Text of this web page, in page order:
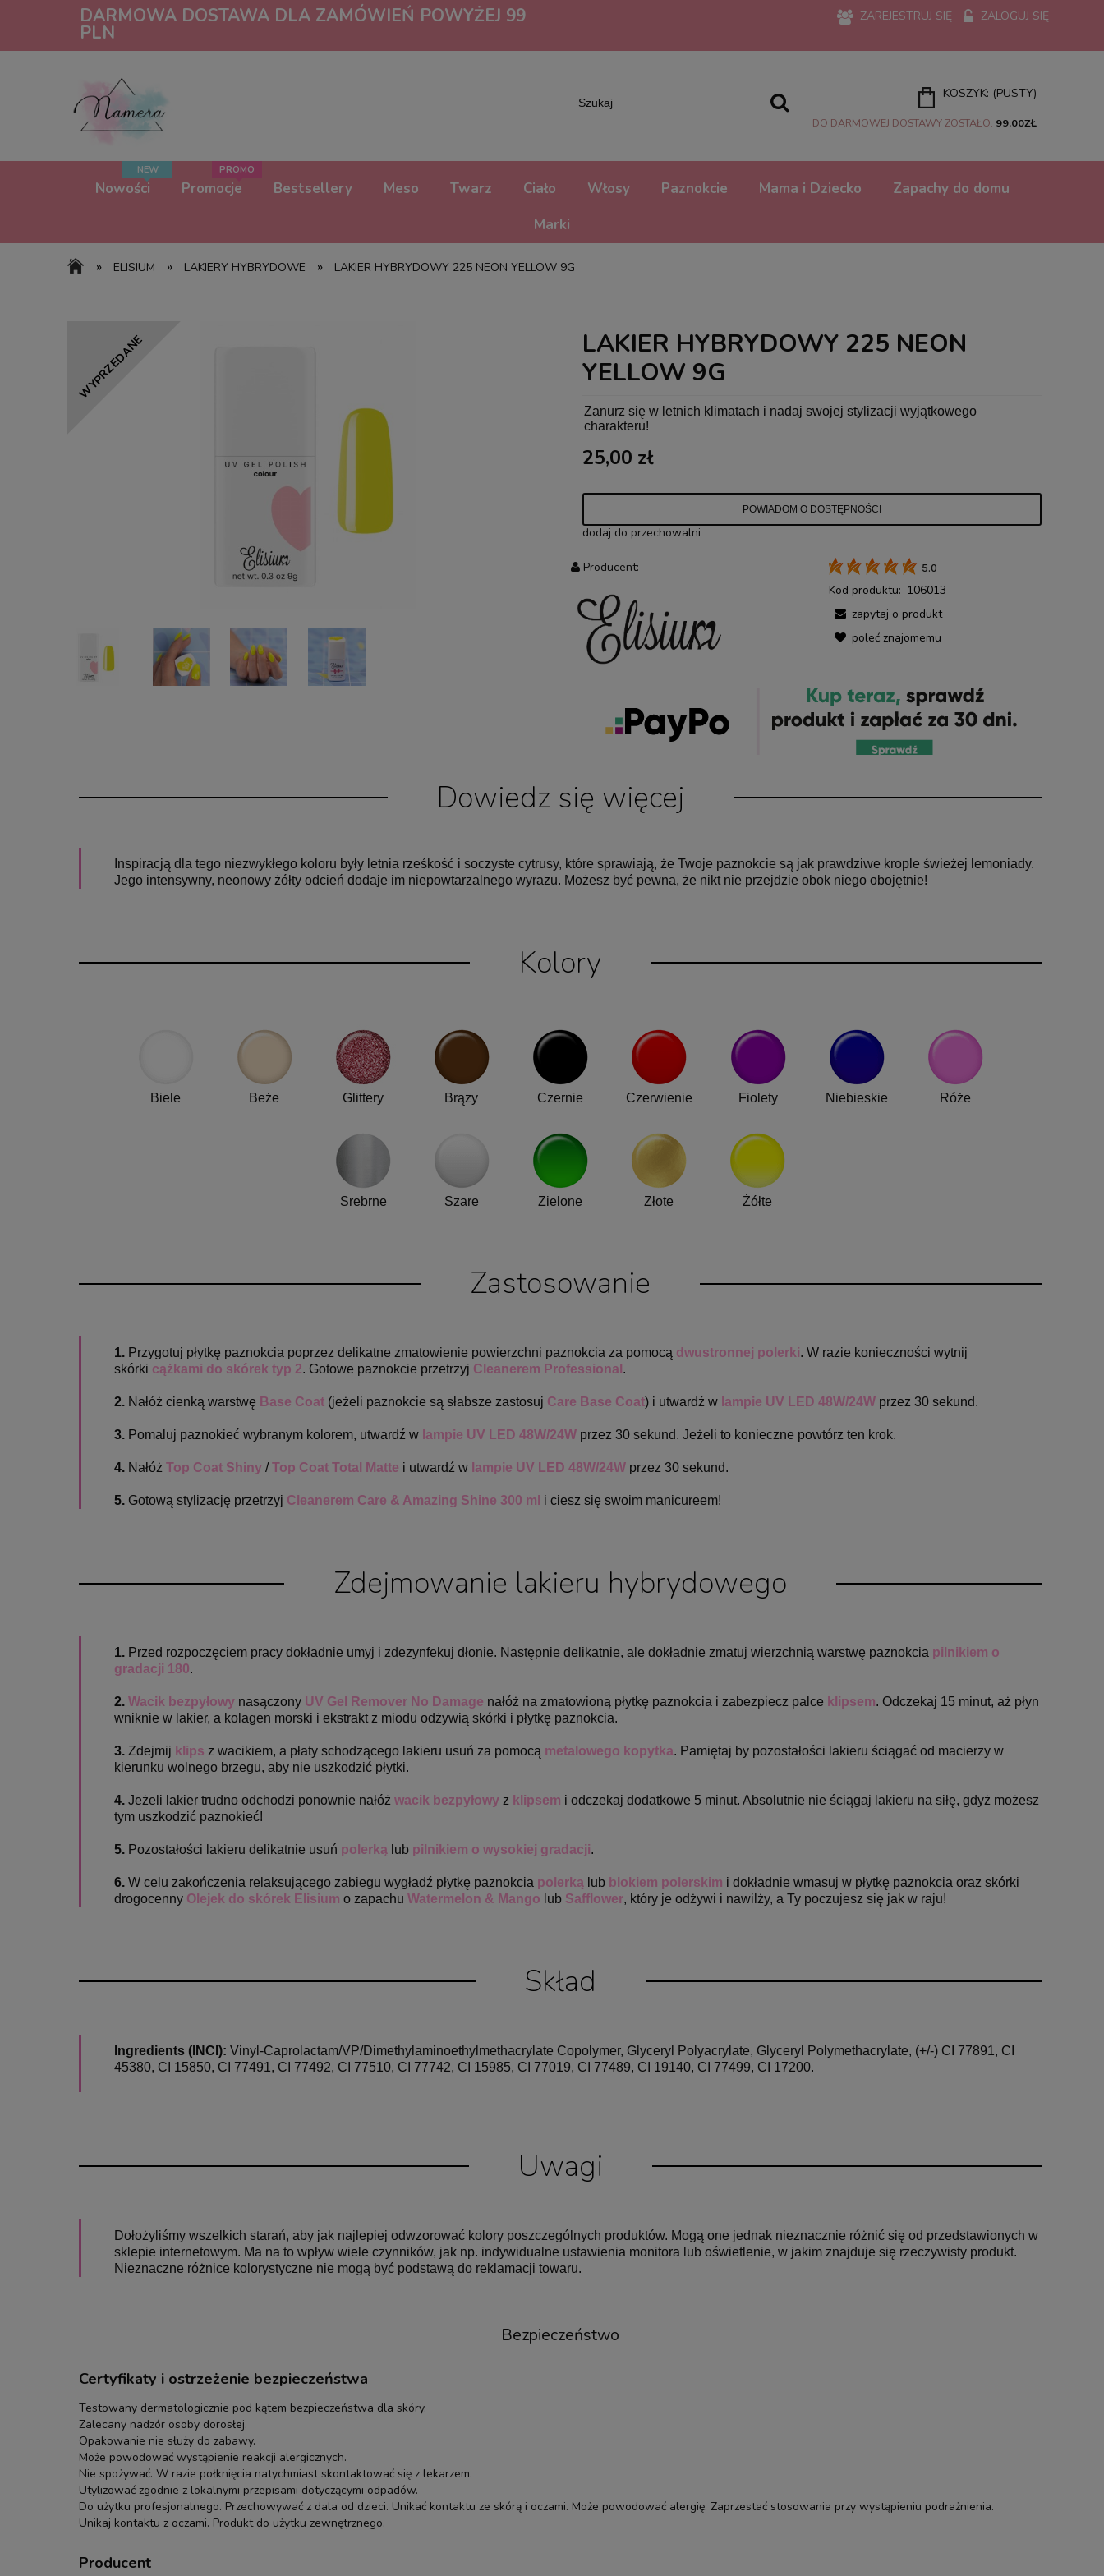
DARMOWA DOSTAWA DLA ZAMÓWIEŃ POWYŻEJ 99
PLN
ZAREJESTRUJ SIĘ ZALOGUJ SIĘ
KOSZYK: (PUSTY)
DO DARMOWEJ DOSTAWY ZOSTAŁO: 99.00ZŁ
Nowości Promocje Bestsellery Meso Twarz Ciało Włosy Paznokcie Mama i Dziecko
Zapachy do domu
Marki
» ELISIUM » LAKIERY HYBRYDOWE » LAKIER HYBRYDOWY 225 NEON YELLOW 9G
WYPRZEDANE
LAKIER HYBRYDOWY 225 NEON
YELLOW 9G
Zanurz się w letnich klimatach i nadaj swojej stylizacji wyjątkowego
charakteru!
25,00 zł
POWIADOM O DOSTĘPNOŚCI
dodaj do przechowalni
Producent: 5.0
Kod produktu: 106013
zapytaj o produkt
poleć znajomemu
Dowiedz się więcej
Inspiracją dla tego niezwykłego koloru były letnia rześkość i soczyste cytrusy, które sprawiają, że Twoje paznokcie są jak prawdziwe krople świeżej lemoniady.
Jego intensywny, neonowy żółty odcień dodaje im niepowtarzalnego wyrazu. Możesz być pewna, że nikt nie przejdzie obok niego obojętnie!
Kolory
Biele Beże Glittery Brązy Czernie Czerwienie Fiolety Niebieskie Róże
Srebrne Szare Zielone Złote Żółte
Zastosowanie
1. Przygotuj płytkę paznokcia poprzez delikatne zmatowienie powierzchni paznokcia za pomocą dwustronnej polerki. W razie konieczności wytnij
skórki cążkami do skórek typ 2. Gotowe paznokcie przetrzyj Cleanerem Professional .
2. Nałóż cienką warstwę Base Coat (jeżeli paznokcie są słabsze zastosuj Care Base Coat) i utwardź w lampie UV LED 48W/24W przez 30 sekund.
3. Pomaluj paznokieć wybranym kolorem, utwardź w lampie UV LED 48W/24W przez 30 sekund. Jeżeli to konieczne powtórz ten krok.
4. Nałóż Top Coat Shiny /Top Coat Total Matte i utwardź w lampie UV LED 48W/24W przez 30 sekund.
5. Gotową stylizację przetrzyj Cleanerem Care & Amazing Shine 300 ml i ciesz się swoim manicureem!
Zdejmowanie lakieru hybrydowego
1. Przed rozpoczęciem pracy dokładnie umyj i zdezynfekuj dłonie. Następnie delikatnie, ale dokładnie zmatuj wierzchnią warstwę paznokcia pilnikiem o
gradacji 180.
2. Wacik bezpyłowy nasączony UV Gel Remover No Damage nałóż na zmatowioną płytkę paznokcia i zabezpiecz palce klipsem. Odczekaj 15 minut, aż płyn
wniknie w lakier, a kolagen morski i ekstrakt z miodu odżywią skórki i płytkę paznokcia.
3. Zdejmij klips z wacikiem, a płaty schodzącego lakieru usuń za pomocą metalowego kopytka. Pamiętaj by pozostałości lakieru ściągać od macierzy w
kierunku wolnego brzegu, aby nie uszkodzić płytki.
4. Jeżeli lakier trudno odchodzi ponownie nałóż wacik bezpyłowy z klipsem i odczekaj dodatkowe 5 minut. Absolutnie nie ściągaj lakieru na siłę, gdyż możesz
tym uszkodzić paznokieć!
5. Pozostałości lakieru delikatnie usuń polerką lub pilnikiem o wysokiej gradacji.
6. W celu zakończenia relaksującego zabiegu wygładź płytkę paznokcia polerką lub blokiem polerskim i dokładnie wmasuj w płytkę paznokcia oraz skórki
drogocenny Olejek do skórek Elisium o zapachu Watermelon & Mango lub Safflower, który je odżywi i nawilży, a Ty poczujesz się jak w raju!
Skład
Ingredients (INCI): Vinyl-Caprolactam/VP/Dimethylaminoethylmethacrylate Copolymer, Glyceryl Polyacrylate, Glyceryl Polymethacrylate, (+/-) CI 77891, CI
45380, CI 15850, CI 77491, CI 77492, CI 77510, CI 77742, CI 15985, CI 77019, CI 77489, CI 19140, CI 77499, CI 17200.
Uwagi
Dołożyliśmy wszelkich starań, aby jak najlepiej odwzorować kolory poszczególnych produktów. Mogą one jednak nieznacznie różnić się od przedstawionych w
sklepie internetowym. Ma na to wpływ wiele czynników, jak np. indywidualne ustawienia monitora lub oświetlenie, w jakim znajduje się rzeczywisty produkt.
Nieznaczne różnice kolorystyczne nie mogą być podstawą do reklamacji towaru.
Bezpieczeństwo
Certyfikaty i ostrzeżenie bezpieczeństwa
Testowany dermatologicznie pod kątem bezpieczeństwa dla skóry.
Zalecany nadzór osoby dorosłej.
Opakowanie nie służy do zabawy.
Może powodować wystąpienie reakcji alergicznych.
Nie spożywać. W razie połknięcia natychmiast skontaktować się z lekarzem.
Utylizować zgodnie z lokalnymi przepisami dotyczącymi odpadów.
Do użytku profesjonalnego. Przechowywać z dala od dzieci. Unikać kontaktu ze skórą i oczami. Może powodować alergię. Zaprzestać stosowania przy wystąpieniu podrażnienia.
Unikaj kontaktu z oczami. Produkt do użytku zewnętrznego.
Producent